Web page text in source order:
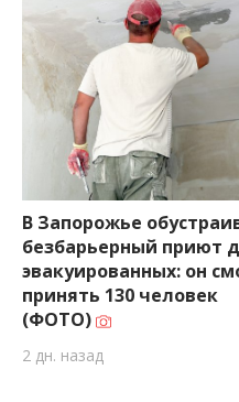
В Запорожье
безбарьерный приют
эвакуированных: он
принять 130 человек
(ФОТО)
2 дн. назад